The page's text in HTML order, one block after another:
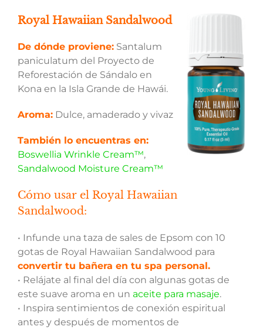
Royal Hawaiian Sandalwood
De dónde proviene: Santalum
paniculatum del Proyecto de
Reforestación de Sándalo en
Kona en la Isla Grande de Hawái.
Aroma: Dulce, amaderado y vivaz
También lo encuentras en:
Boswellia Wrinkle Cream™,
Sandalwood Moisture Cream™
Cómo usar el Royal Hawaiian
Sandalwood:
• Infunde una taza de sales de Epsom con 10
gotas de Royal Hawaiian Sandalwood para
convertir tu bañera en tu spa personal.
• Relájate al final del día con algunas gotas de
este suave aroma en un aceite para masaje.
• Inspira sentimientos de conexión espiritual
antes y después de momentos de